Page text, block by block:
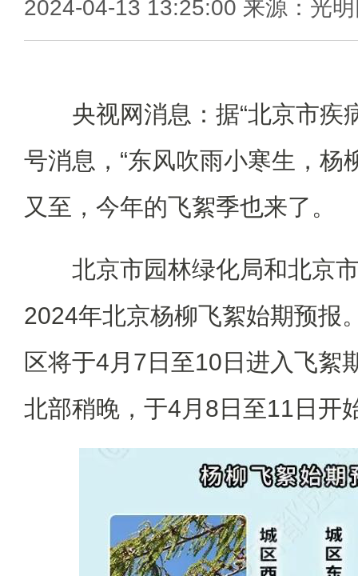
2024-04-13 13:25:00 来源：光
央视网消息：据“北京市疾
号消息，“东风吹雨小寒生，杨
又至，今年的飞絮季也来了。
北京市园林绿化局和北京
2024年北京杨柳飞絮始期预报
区将于4月7日至10日进入飞絮
北部稍晚，于4月8日至11日开